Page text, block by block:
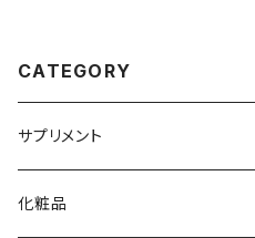
CATEGORY
サプリメント
化粧品